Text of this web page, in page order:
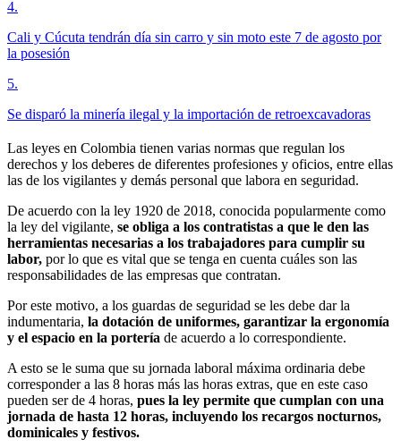
4.
Cali y Cúcuta tendrán día sin carro y sin moto este 7 de agosto por
la posesión
5.
Se disparó la minería ilegal y la importación de retroexcavadoras
Las leyes en Colombia tienen varias normas que regulan los
derechos y los deberes de diferentes profesiones y oficios, entre ellas
las de los vigilantes y demás personal que labora en seguridad.
De acuerdo con la ley 1920 de 2018, conocida popularmente como
la ley del vigilante, se obliga a los contratistas a que le den las
herramientas necesarias a los trabajadores para cumplir su
labor, por lo que es vital que se tenga en cuenta cuáles son las
responsabilidades de las empresas que contratan.
Por este motivo, a los guardas de seguridad se les debe dar la
indumentaria, la dotación de uniformes, garantizar la ergonomía
y el espacio en la portería de acuerdo a lo correspondiente.
A esto se le suma que su jornada laboral máxima ordinaria debe
corresponder a las 8 horas más las horas extras, que en este caso
pueden ser de 4 horas, pues la ley permite que cumplan con una
jornada de hasta 12 horas, incluyendo los recargos nocturnos,
dominicales y festivos.